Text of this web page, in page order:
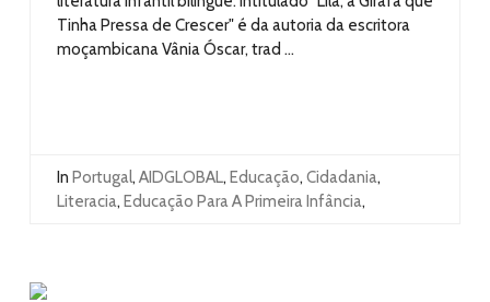
Tinha Pressa de Crescer" é da autoria da escritora
moçambicana Vânia Óscar, trad ...
In Portugal, AIDGLOBAL, Educação, Cidadania,
Literacia, Educação Para A Primeira Infância,